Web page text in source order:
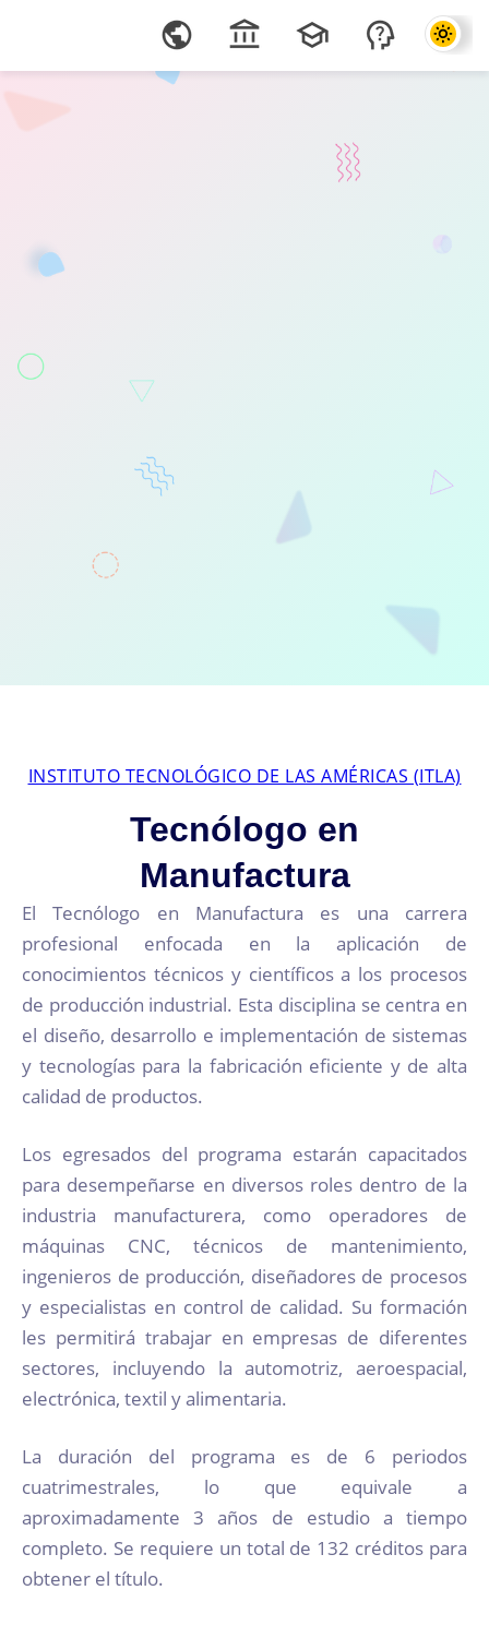
INSTITUTO TECNOLÓGICO DE LAS AMÉRICAS (ITLA)
Tecnólogo en
Manufactura
El Tecnólogo en Manufactura es una carrera
profesional enfocada en la aplicación de
conocimientos técnicos y científicos a los procesos
de producción industrial. Esta disciplina se centra en
el diseño, desarrollo e implementación de sistemas
y tecnologías para la fabricación eficiente y de alta
calidad de productos.
Los egresados del programa estarán capacitados
para desempeñarse en diversos roles dentro de la
industria manufacturera, como operadores de
máquinas CNC, técnicos de mantenimiento,
ingenieros de producción, diseñadores de procesos
y especialistas en control de calidad. Su formación
les permitirá trabajar en empresas de diferentes
sectores, incluyendo la automotriz, aeroespacial,
electrónica, textil y alimentaria.
La duración del programa es de 6 periodos
cuatrimestrales, lo que equivale a
aproximadamente 3 años de estudio a tiempo
completo. Se requiere un total de 132 créditos para
obtener el título.